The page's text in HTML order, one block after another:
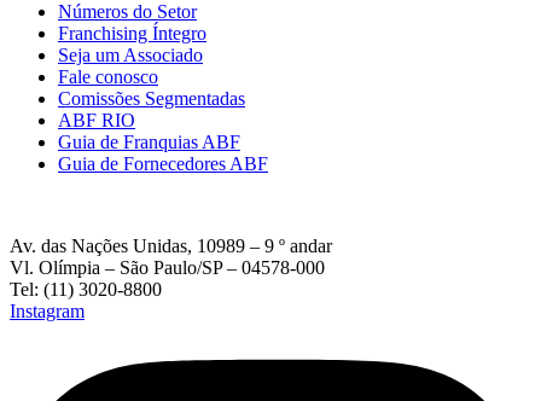
Números do Setor
Franchising Íntegro
Seja um Associado
Fale conosco
Comissões Segmentadas
ABF RIO
Guia de Franquias ABF
Guia de Fornecedores ABF
Av. das Nações Unidas, 10989 – 9 º andar
Vl. Olímpia – São Paulo/SP – 04578-000
Tel: (11) 3020-8800
Instagram